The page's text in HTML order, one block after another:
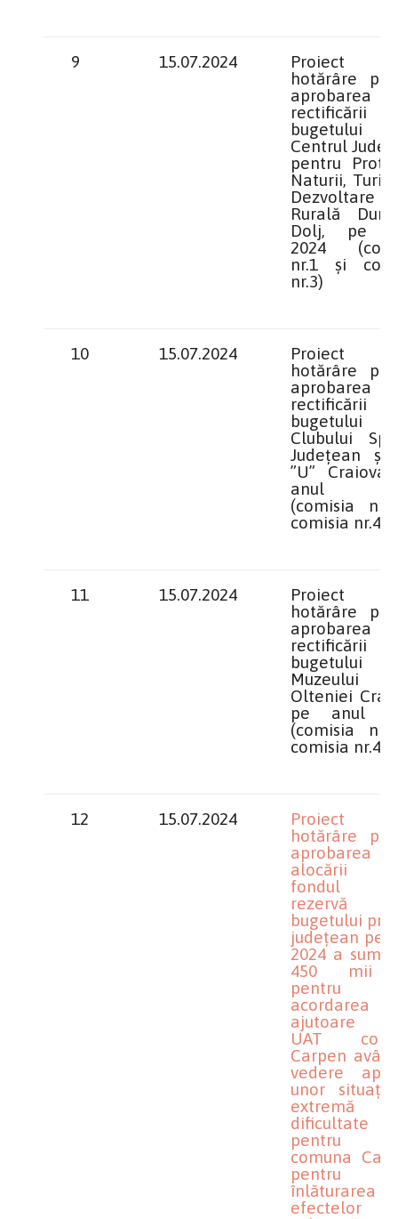
9 15.07.2024
Proiect
hotărâre
aprobarea
rectificării
bugetului
Centrul
pentru
Naturii,
Dezvoltare
Rurală
Dolj, pe
2024
nr.1 și
nr.3)
10 15.07.2024
Proiect
hotărâre
aprobarea
rectificării
bugetului
Clubului
Județean
”U”
anul
(comisia
comisia nr.4)
11 15.07.2024
Proiect
hotărâre
aprobarea
rectificării
bugetului
Muzeului
Olteniei
pe anul
(comisia
comisia nr.4)
12 15.07.2024
Proiect
hotărâre
aprobarea
alocării
fondul
rezervă
bugetului
județean pe
2024 a
450 mii
pentru
acordarea
ajutoare
UAT
Carpen
vedere
unor situații
extremă
pentru
comuna
pentru
înlăturarea
efectelor